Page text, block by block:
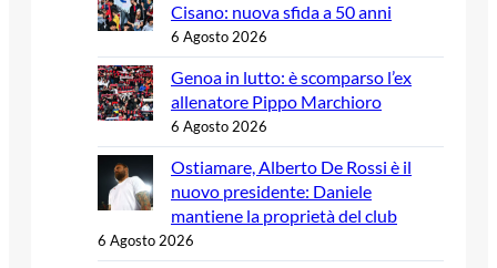
Cisano: nuova sfida a 50 anni
6 Agosto 2026
Genoa in lutto: è scomparso l’ex
allenatore Pippo Marchioro
6 Agosto 2026
Ostiamare, Alberto De Rossi è il
nuovo presidente: Daniele
mantiene la proprietà del club
6 Agosto 2026